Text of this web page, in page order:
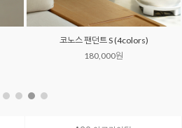
코노스 팬던트 S (4colors)
180,000원